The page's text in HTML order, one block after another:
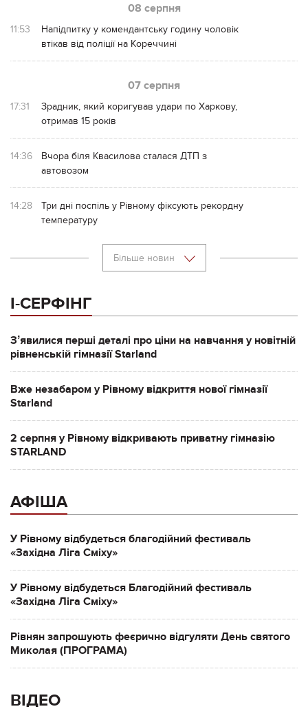
08 серпня
11:53
Напідпитку у комендантську годину чоловік
втікав від поліції на Кореччині
07 серпня
17:31
Зрадник, який коригував удари по Харкову,
отримав 15 років
14:36
Вчора біля Квасилова сталася ДТП з
автовозом
14:28
Три дні поспіль у Рівному фіксують рекордну
температуру
Більше новин
І-СЕРФІНГ
Зʼявилися перші деталі про ціни на навчання у новітній
рівненській гімназії Starland
Вже незабаром у Рівному відкриття нової гімназії
Starland
2 серпня у Рівному відкривають приватну гімназію
STARLAND
АФІША
У Рівному відбудеться благодійний фестиваль
«Західна Ліга Сміху»
У Рівному відбудеться Благодійний фестиваль
«Західна Ліга Сміху»
Рівнян запрошують феєрично відгуляти День святого
Миколая (ПРОГРАМА)
ВІДЕО